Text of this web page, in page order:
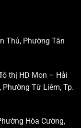
Thủ, Phường Tân
thị HD Mon – Hải
Từ Liêm, Tp.
Hòa Cường,